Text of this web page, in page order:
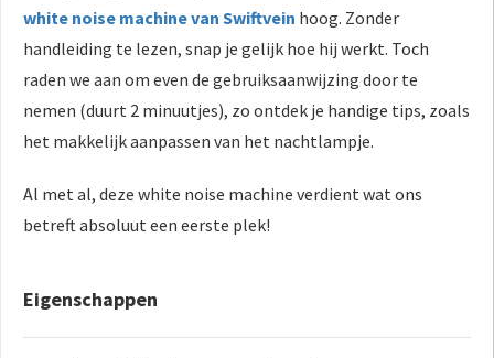
white noise machine van Swiftvein hoog. Zonder
handleiding te lezen, snap je gelijk hoe hij werkt. Toch
raden we aan om even de gebruiksaanwijzing door te
nemen (duurt 2 minuutjes), zo ontdek je handige tips, zoals
het makkelijk aanpassen van het nachtlampje.
Al met al, deze white noise machine verdient wat ons
betreft absoluut een eerste plek!
Eigenschappen